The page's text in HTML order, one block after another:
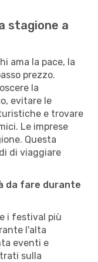
stagione a
ama la pace, la
prezzo.
la
evitare le
e trovare
Le imprese
Questa
di viaggiare
da fare durante
i festival più
l'alta
eventi e
sulla